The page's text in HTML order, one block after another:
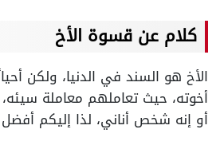
كلام عن قسوة الأخ
الأخ هو السند في الدنيا، ولكن
أخوته، حيث تعاملهم معاملة
أو إنه شخص أناني، لذا إليكم